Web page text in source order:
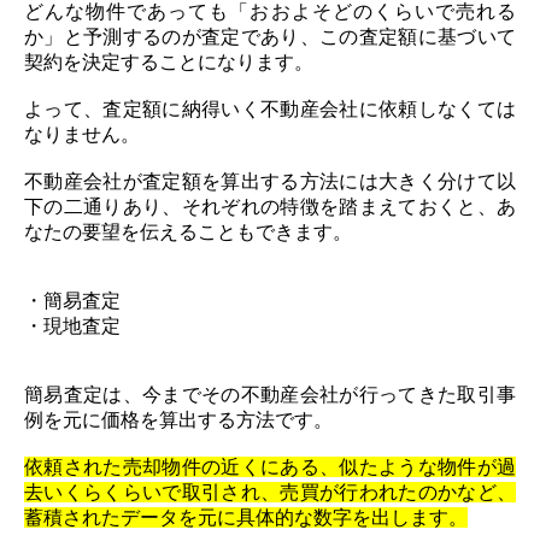
どんな物件であっても「おおよそどのくらいで売れる
か」と予測するのが査定であり、この査定額に基づいて
契約を決定することになります。
よって、査定額に納得いく不動産会社に依頼しなくては
なりません。
不動産会社が査定額を算出する方法には大きく分けて以
下の二通りあり、それぞれの特徴を踏まえておくと、あ
なたの要望を伝えることもできます。
・簡易査定
・現地査定
簡易査定は、今までその不動産会社が行ってきた取引事
例を元に価格を算出する方法です。
依頼された売却物件の近くにある、似たような物件が過
去いくらくらいで取引され、売買が行われたのかなど、
蓄積されたデータを元に具体的な数字を出します。